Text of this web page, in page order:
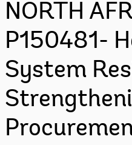
NORTH
P150481-
System